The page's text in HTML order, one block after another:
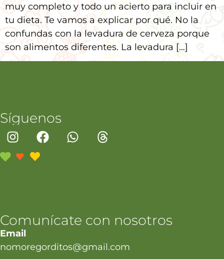
muy completo y todo un acierto para incluir en
tu dieta. Te vamos a explicar por qué. No la
confundas con la levadura de cerveza porque
son alimentos diferentes. La levadura […]
Síguenos
Comunícate con nosotros
Email
nomoregorditos@gmail.com